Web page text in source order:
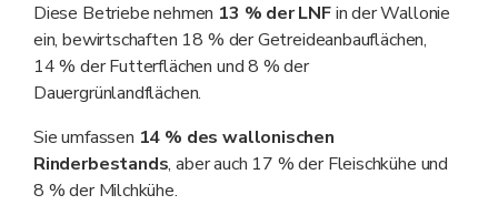
Diese Betriebe nehmen 13 % der LNFin der Wallonie
ein, bewirtschaften 18 % der Getreideanbauflächen,
14 % der Futterflächen und 8 % der
Dauergrünlandflächen.
Sie umfassen 14 % des wallonischen
Rinderbestands, aber auch 17 % der Fleischkühe und
8 % der Milchkühe.